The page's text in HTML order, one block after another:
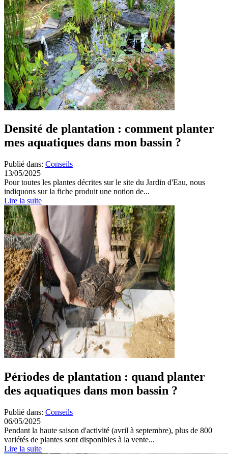
Densité de plantation : comment planter
mes aquatiques dans mon bassin ?
Publié dans: Conseils
13/05/2025
Pour toutes les plantes décrites sur le site du Jardin d'Eau, nous
indiquons sur la fiche produit une notion de...
Lire la suite
Périodes de plantation : quand planter
des aquatiques dans mon bassin ?
Publié dans: Conseils
06/05/2025
Pendant la haute saison d'activité (avril à septembre), plus de 800
variétés de plantes sont disponibles à la vente...
Lire la suite